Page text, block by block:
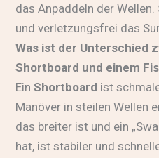
das Anpaddeln der
und verletzungsfrei das
Was ist der Unterschied
Shortboard und einem
EinShortboard ist
Manöver in steilen Wellen
das breiter ist und ein
hat, ist stabiler und